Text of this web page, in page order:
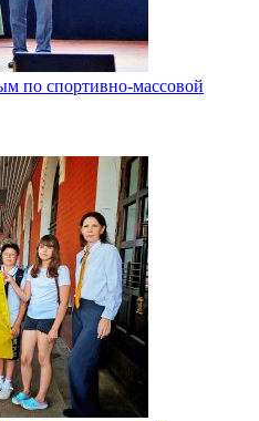
по спортивно-массовой